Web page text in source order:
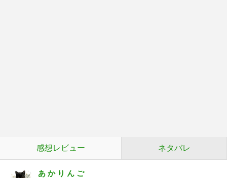
感想レビュー ネタバレ
あ か り ん ご